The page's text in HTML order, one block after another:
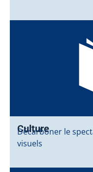
Culture
Décarboner le
visuels